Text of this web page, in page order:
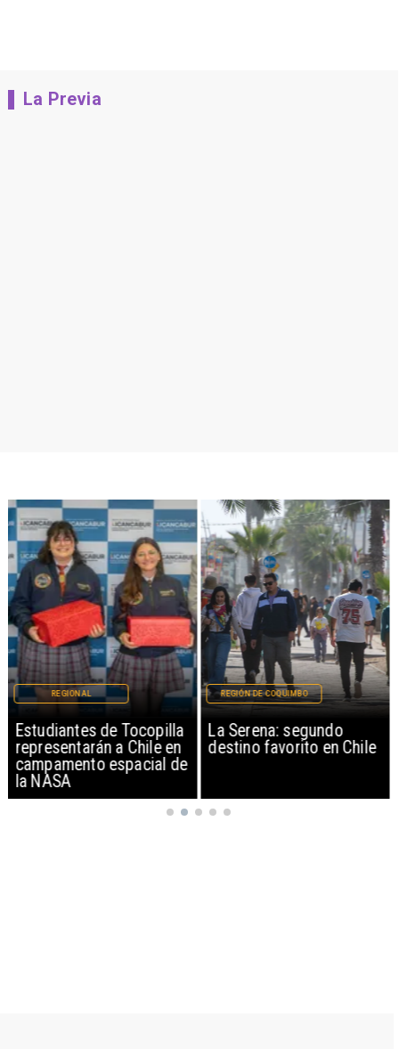
La Previa
Estudiantes de Tocopilla
representarán a Chile en
campamento espacial de
la NASA
REGIONAL
La Serena: segundo
destino favorito en Chile
REGIÓN DE COQUIMBO